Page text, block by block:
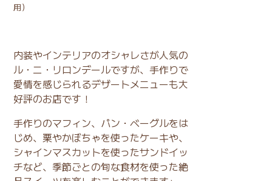
用）
内装やインテリアのオシャレさが人気の
ル・ニ・リロンデールですが、手作りで
愛情を感じられるデザートメニューも大
好評のお店です！
手作りのマフィン、パン・ベーグルをは
じめ、栗やかぼちゃを使ったケーキや、
シャインマスカットを使ったサンドイッ
チなど、季節ごとの旬な食材を使った絶